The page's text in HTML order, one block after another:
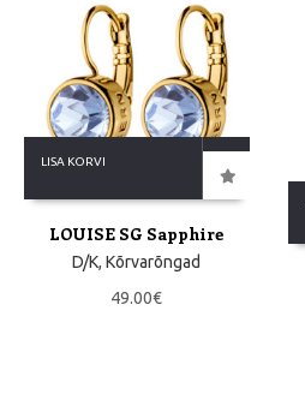
LISA KORVI
LOUISE SG Sapphire
D/K,Kõrvarõngad
49.00€